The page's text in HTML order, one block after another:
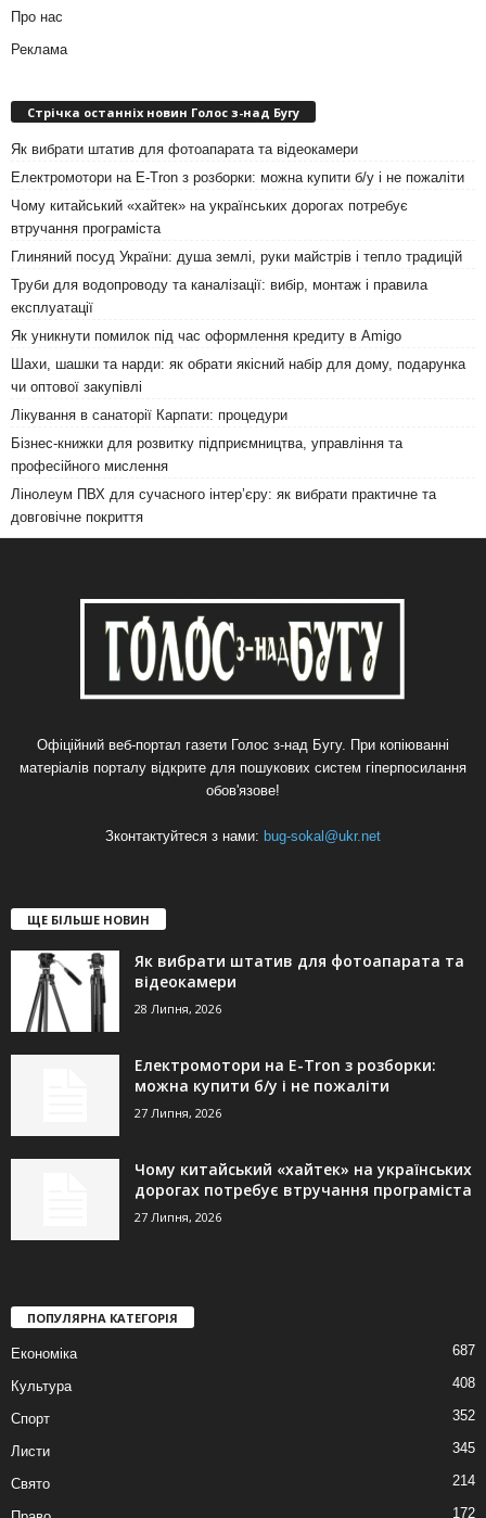
Про нас
Реклама
Стрічка останніх новин Голос з-над Бугу
Як вибрати штатив для фотоапарата та відеокамери
Електромотори на E-Tron з розборки: можна купити б/у і не пожаліти
Чому китайський «хайтек» на українських дорогах потребує
втручання програміста
Глиняний посуд України: душа землі, руки майстрів і тепло традицій
Труби для водопроводу та каналізації: вибір, монтаж і правила
експлуатації
Як уникнути помилок під час оформлення кредиту в Amigo
Шахи, шашки та нарди: як обрати якісний набір для дому, подарунка
чи оптової закупівлі
Лікування в санаторії Карпати: процедури
Бізнес-книжки для розвитку підприємництва, управління та
професійного мислення
Лінолеум ПВХ для сучасного інтер’єру: як вибрати практичне та
довговічне покриття
Офіційний веб-портал газети Голос з-над Бугу. При копіюванні
матеріалів порталу відкрите для пошукових систем гіперпосилання
обов'язове!
Зконтактуйтеся з нами: bug-sokal@ukr.net
ЩЕ БІЛЬШЕ НОВИН
Як вибрати штатив для фотоапарата та
відеокамери
28 Липня, 2026
Електромотори на E-Tron з розборки:
можна купити б/у і не пожаліти
27 Липня, 2026
Чому китайський «хайтек» на українських
дорогах потребує втручання програміста
27 Липня, 2026
ПОПУЛЯРНА КАТЕГОРІЯ
Економіка 687
Культура 408
Спорт 352
Листи 345
Свято 214
172